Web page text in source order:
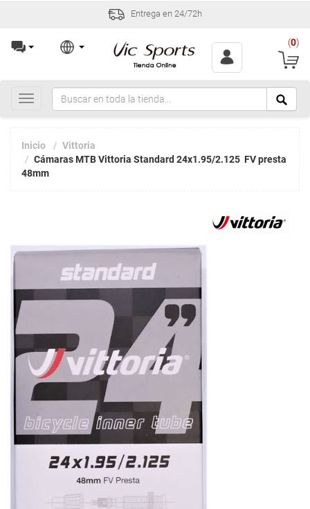
Entrega en 24/72h
(0)
Toggle
navigation
Inicio
Vittoria
Cámaras MTB Vittoria Standard 24x1.95/2.125 FV presta
48mm